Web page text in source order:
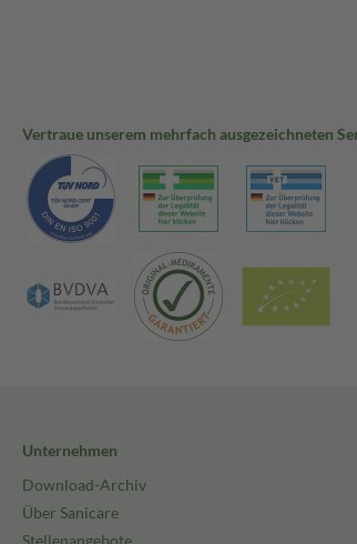
Vertraue unserem mehrfach ausgezeichneten
Unternehmen
Download-Archiv
Über Sanicare
Stellenangebote